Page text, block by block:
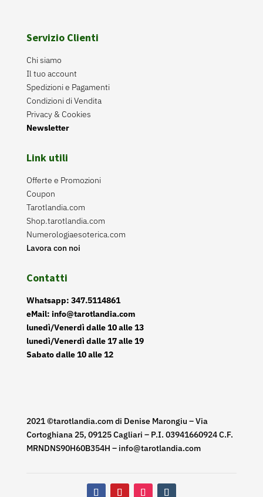
Servizio Clienti
Chi siamo
Il tuo account
Spedizioni e Pagamenti
Condizioni di Vendita
Privacy & Cookies
Newsletter
Link utili
Offerte e Promozioni
Coupon
Tarotlandia.com
Shop.tarotlandia.com
Numerologiaesoterica.com
Lavora con noi
Contatti
Whatsapp: 347.5114861
eMail: info@tarotlandia.com
lunedì/Venerdì dalle 10 alle 13
lunedì/Venerdì dalle 17 alle 19
Sabato dalle 10 alle 12
2021 ©tarotlandia.com di Denise Marongiu – Via
Cortoghiana 25, 09125 Cagliari – P.I. 03941660924 C.F.
MRNDNS90H60B354H – info@tarotlandia.com